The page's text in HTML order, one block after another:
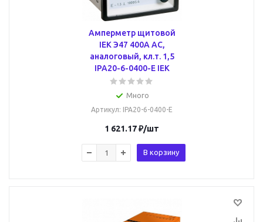
Амперметр щитовой
IEK Э47 400А AC,
аналоговый, кл.т. 1,5
IPA20-6-0400-E IEK
Много
Артикул: IPA20-6-0400-E
1 621.17₽/шт
В корзину